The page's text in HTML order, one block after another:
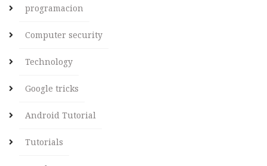
programacion
Computer security
Technology
Google tricks
Android Tutorial
Tutorials